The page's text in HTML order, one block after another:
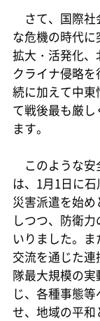
さて、国際社
な危機の時代
拡大・活発化
クライナ侵略
続に加えて中
て戦後最も厳
ます。
このような安
は、1月1日に
災害派遣を始
しつつ、防衛
いりました。
交流を通じた
隊最大規模の
じ、各種事態
せ、地域の平和